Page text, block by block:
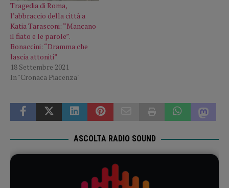
Tragedia di Roma,
l’abbraccio della città a
Katia Tarasconi: “Mancano
il fiato e le parole”.
Bonaccini: “Dramma che
lascia attoniti”
18 Settembre 2021
In "Cronaca Piacenza"
ASCOLTA RADIO SOUND